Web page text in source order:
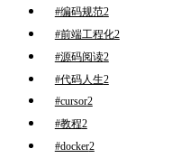
#编码规范2
#前端工程化2
#源码阅读2
#代码人生2
#cursor2
#教程2
#docker2